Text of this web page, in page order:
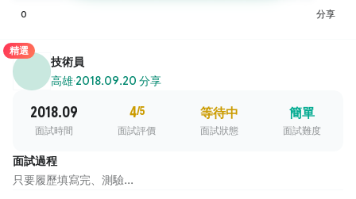
0 分享
精選
技術員
高雄·2018.09.20 分享
2018.09
面試時間
4/5
面試評價
等待中
面試狀態
簡單
面試難度
面試過程
只要履歷填寫完、測驗...